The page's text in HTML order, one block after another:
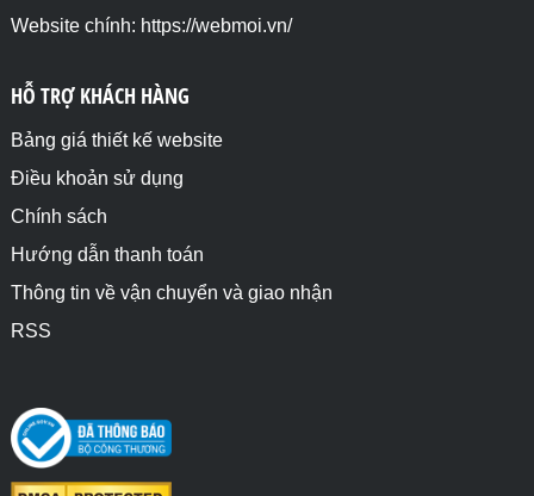
Website chính: https://webmoi.vn/
HỖ TRỢ KHÁCH HÀNG
Bảng giá thiết kế website
Điều khoản sử dụng
Chính sách
Hướng dẫn thanh toán
Thông tin về vận chuyển và giao nhận
RSS